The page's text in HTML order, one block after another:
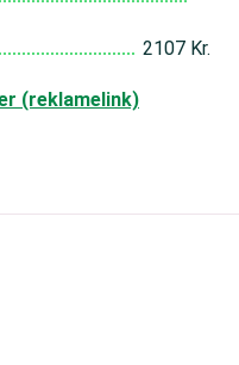
2107 Kr.
(reklamelink)